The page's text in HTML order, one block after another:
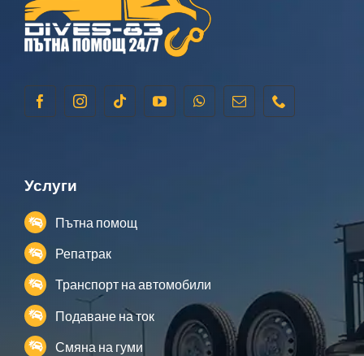
Услуги
Пътна помощ
Репатрак
Транспорт на автомобили
Подаване на ток
Смяна на гуми